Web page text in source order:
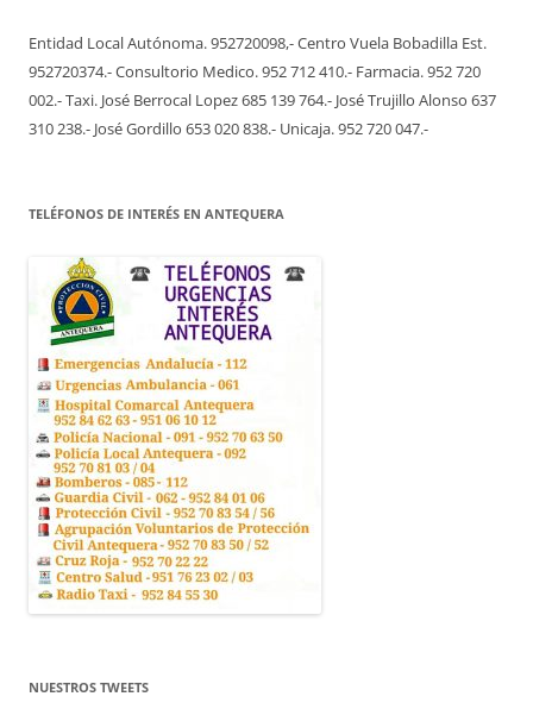
Entidad Local Autónoma. 952720098,- Centro Vuela Bobadilla Est.
952720374.- Consultorio Medico. 952 712 410.- Farmacia. 952 720
002.- Taxi. José Berrocal Lopez 685 139 764.- José Trujillo Alonso 637
310 238.- José Gordillo 653 020 838.- Unicaja. 952 720 047.-
TELÉFONOS DE INTERÉS EN ANTEQUERA
NUESTROS TWEETS